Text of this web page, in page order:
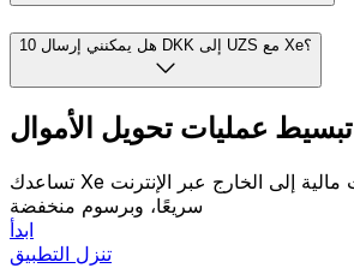
هل يمكنني إرسال 10 DKK إلى UZS مع Xe؟
تبسيط عمليات تحويل الأموال
تساعدك Xe على إرسال تحويلات مالية إلى الخارج عبر الإنترنت
سريعًا، وبرسوم منخفضة
ابدأ
تنزل التطبيق